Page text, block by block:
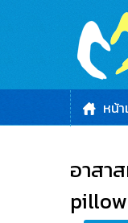
หน้
อาสา